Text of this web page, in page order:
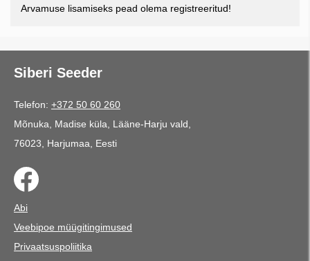
Arvamuse lisamiseks pead olema registreeritud!
Siberi Seeder
Telefon: +372 50 60 260
Mõnuka, Madise küla, Lääne-Harju vald,
76023, Harjumaa, Eesti
Abi
Veebipoe müügitingimused
Privaatsuspoliitika